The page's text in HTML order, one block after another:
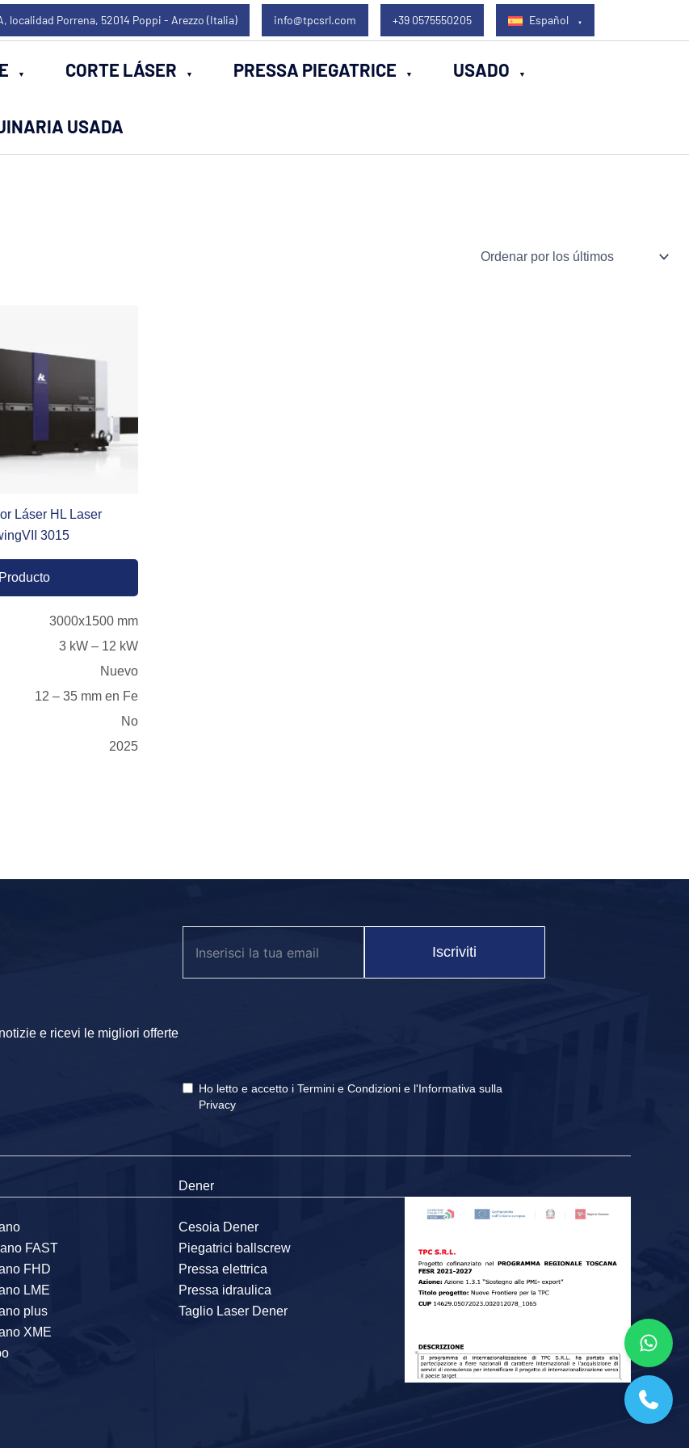
localidad Porrena, 52014 Poppi - Arezzo (Italia) info@tpcsrl.com +39 0575550205 Español
CORTE LÁSER PRESSA PIEGATRICE USADO
USADA
Láser HL Laser
3015
3000x1500 mm
3 kW – 12 kW
Nuevo
12 – 35 mm en Fe
No
2025
e ricevi le migliori offerte
Iscriviti
Ho letto e accetto iTermini e Condizioni e l'Informativa sulla
Privacy
FAST
FHD
LME
plus
XME
Dener
Cesoia Dener
Piegatrici ballscrew
Pressa elettrica
Pressa idraulica
Taglio Laser Dener